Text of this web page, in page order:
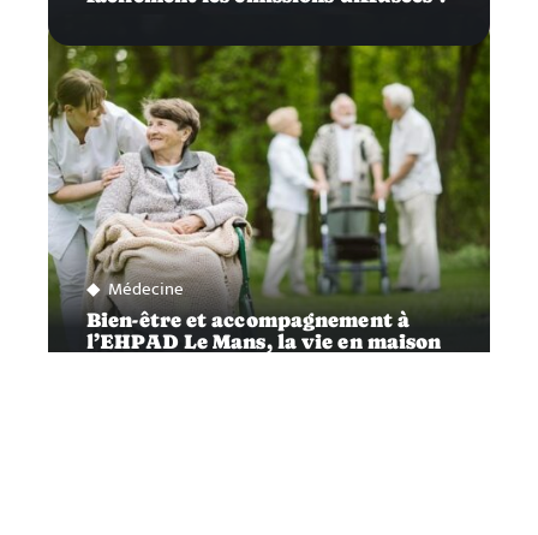
Médecine
Bien-être et accompagnement à
l’EHPAD Le Mans, la vie en maison